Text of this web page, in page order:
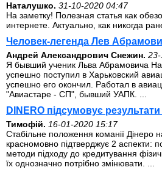
Наталушко. 31-10-2020 04:47
На заметку! Полезная статья как
интернете. Актуально, как никогда
Человек-легенда Лев
Андрей Александрович Снежин.
Я бывший ученик Льва Абрамовича
успешно поступил в Харьковский
успешно его окончил. Работал в
"Авиастаре - СП", бывший УАПК. ...
DINERO підсумовує
Тимофій. 16-01-2020 15:17
Стабільне положення команії
красномовно підтверджує 2 аспекти:
методи підходу до кредитування
їх однозначно потрібно змінювати. ...